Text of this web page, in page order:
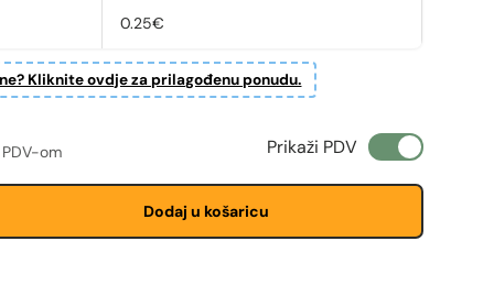
0.25€
Kliknite ovdje za prilagođenu ponudu.
cijena
om Prikaži PDV
Dodaj u košaricu